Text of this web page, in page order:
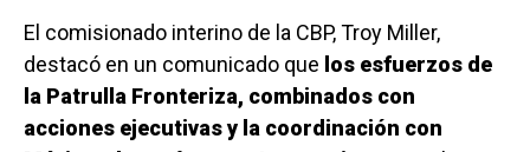
El comisionado interino de la CBP, Troy Miller,
destacó en un comunicado que los esfuerzos de
la Patrulla Fronteriza, combinados con
acciones ejecutivas y la coordinación con